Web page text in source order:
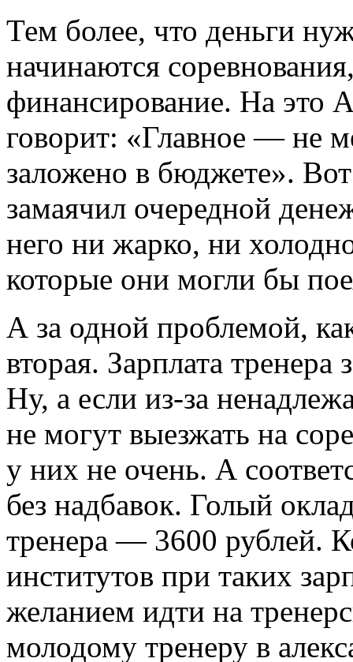
Тем более, что деньги
начинаются
финансирование. На это
говорит: «Главное — не
заложено в бюджете».
замаячил очередной
него ни жарко, ни
которые они могли бы
А за одной проблемой,
вторая. Зарплата тренера
Ну, а если из-за
не могут выезжать на
у них не очень. А
без надбавок. Голый
тренера — 3600 рублей.
институтов при таких
желанием идти на
молодому тренеру в